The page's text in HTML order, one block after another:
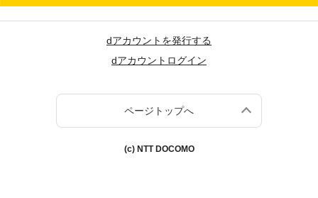
dアカウントを発行する
dアカウントログイン
ページトップへ
(c) NTT DOCOMO